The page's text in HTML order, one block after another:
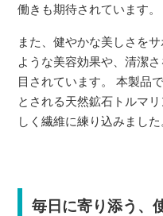
働きも期待されています。
また、健やかな美しさを
ような美容効果や、清潔
目されています。 本製品
とされる天然鉱石トルマ
しく繊維に練り込みました
毎日に寄り添う、